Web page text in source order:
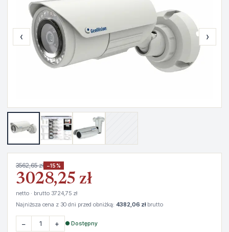
‹ ›
3562,65 zł −15%
3028,25 zł
netto · brutto 3724,75 zł
Najniższa cena z 30 dni przed obniżką: 4382,06 złbrutto
− + ● Dostępny